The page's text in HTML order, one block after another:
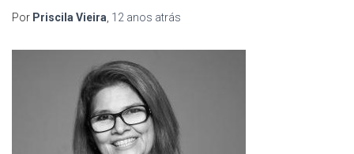
Por Priscila Vieira, 12 anos atrás